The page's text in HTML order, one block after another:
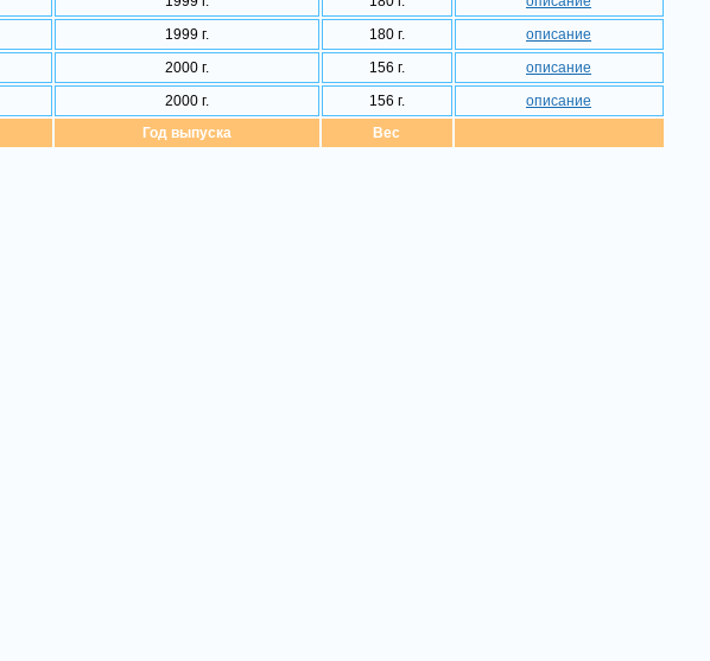
1999 г. 180 г.
описание
2000 г. 156 г.
описание
2000 г. 156 г.
описание
Год выпуска Вес